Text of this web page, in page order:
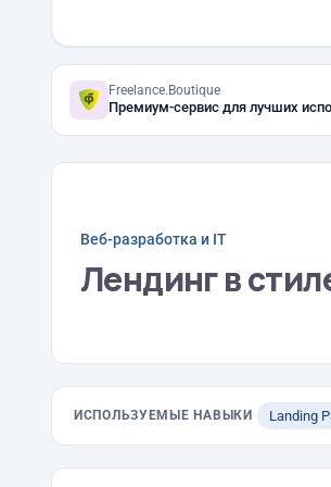
Freelance.Boutique
Премиум-сервис для лучших
Веб-разработка и IT
Лендинг в
ИСПОЛЬЗУЕМЫЕ НАВЫКИ Landing